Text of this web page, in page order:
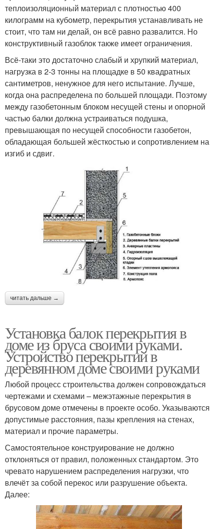
теплоизоляционный материал с плотностью 400
килограмм на кубометр, перекрытия устанавливать не
стоит, что там ни делай, он всё равно развалится. Но
конструктивный газоблок также имеет ограничения.
Всё-таки это достаточно слабый и хрупкий материал,
нагрузка в 2-3 тонны на площадке в 50 квадратных
сантиметров, ненужное для него испытание. Лучше,
когда она распределена по большей площади. Поэтому
между газобетонным блоком несущей стены и опорной
частью балки должна устраиваться подушка,
превышающая по несущей способности газобетон,
обладающая большей жёсткостью и сопротивлением на
изгиб и сдвиг.
читать дальше →
Установка балок перекрытия в
доме из бруса своими руками.
Устройство перекрытий в
деревянном доме своими руками
Любой процесс строительства должен сопровождаться
чертежами и схемами – межэтажные перекрытия в
брусовом доме отмечены в проекте особо. Указываются
допустимые расстояния, пазы крепления на стенах,
материал и прочие параметры.
Самостоятельное конструирование не должно
отклоняться от правил, положенных стандартом. Это
чревато нарушением распределения нагрузки, что
влечёт за собой перекос или разрушение объекта.
Далее: